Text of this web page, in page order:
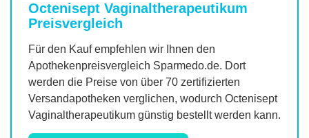
Octenisept Vaginaltherapeutikum
Preisvergleich
Für den Kauf empfehlen wir Ihnen den
Apothekenpreisvergleich Sparmedo.de. Dort
werden die Preise von über 70 zertifizierten
Versandapotheken verglichen, wodurch Octenisept
Vaginaltherapeutikum günstig bestellt werden kann.